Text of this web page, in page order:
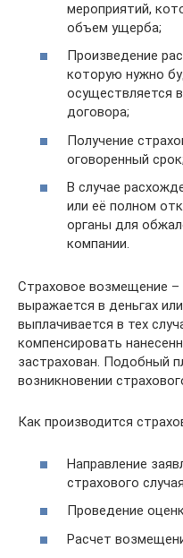
мероприятий,
объем ущерба;
Произведение
которую нужно
осуществляется
договора;
Получение
оговоренный срок;
В случае
или её полном
органы для
компании.
Страховое возмещение –
выражается в деньгах
выплачивается в тех
компенсировать
застрахован. Подобный
возникновении
Как производится
Направление
страхового
Проведение
Расчет